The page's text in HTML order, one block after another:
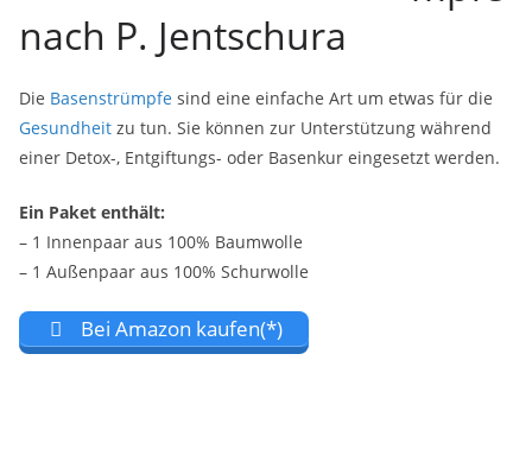
nach P. Jentschura
Die Basenstrümpfe sind eine einfache Art um etwas für die
Gesundheit zu tun. Sie können zur Unterstützung während
einer Detox-, Entgiftungs- oder Basenkur eingesetzt werden.
Ein Paket enthält:
– 1 Innenpaar aus 100% Baumwolle
– 1 Außenpaar aus 100% Schurwolle
Bei Amazon kaufen(*)